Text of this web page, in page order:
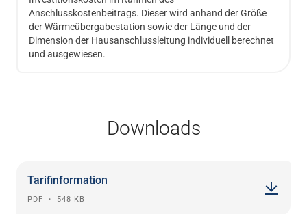
Anschlusskostenbeitrags. Dieser wird anhand der Größe
der Wärmeübergabestation sowie der Länge und der
Dimension der Hausanschlussleitung individuell berechnet
und ausgewiesen.
Downloads
Tarifinformation
PDF ・ 548 KB